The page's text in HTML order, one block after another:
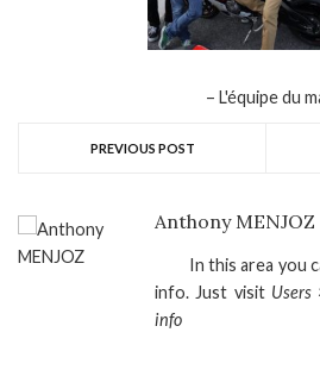
L'équipe du
PREVIOUS POST
Anthony MENJOZ
In this area you
info. Just visit Users
info